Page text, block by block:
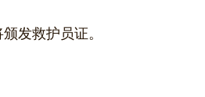
发救护员证。